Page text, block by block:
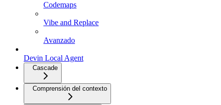
Codemaps
Vibe and Replace
Avanzado
Devin Local Agent
Cascade
Comprensión del contexto